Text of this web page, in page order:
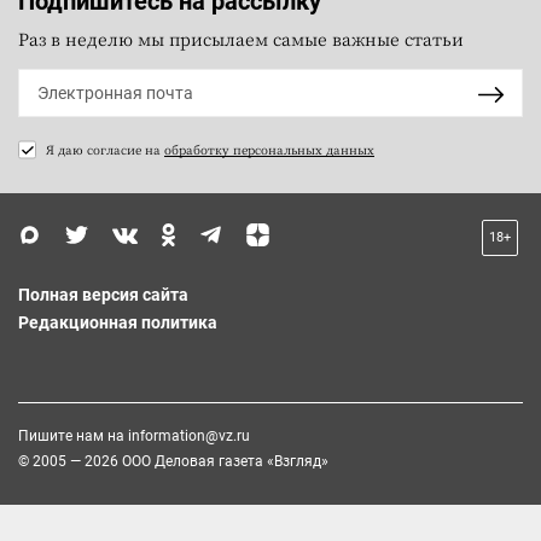
Раз в неделю мы присылаем самые важные статьи
Я даю согласие на обработку персональных данных
18+
Полная версия сайта
Редакционная политика
Пишите нам на information@vz.ru
© 2005 — 2026 ООО Деловая газета «Взгляд»